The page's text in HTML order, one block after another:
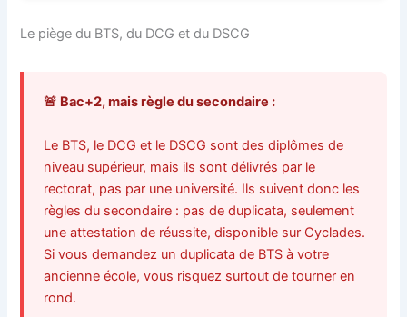
Le piège du BTS, du DCG et du DSCG
🚨 Bac+2, mais règle du secondaire :
Le BTS, le DCG et le DSCG sont des diplômes de
niveau supérieur, mais ils sont délivrés par le
rectorat, pas par une université. Ils suivent donc les
règles du secondaire : pas de duplicata, seulement
une attestation de réussite, disponible sur Cyclades.
Si vous demandez un duplicata de BTS à votre
ancienne école, vous risquez surtout de tourner en
rond.